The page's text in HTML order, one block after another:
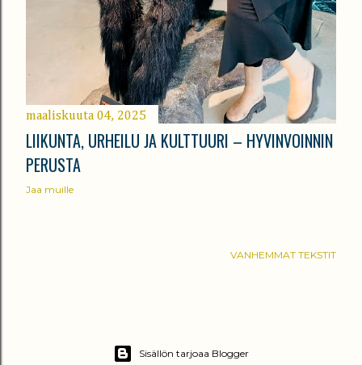
maaliskuuta 04, 2025
LIIKUNTA, URHEILU JA KULTTUURI – HYVINVOINNIN
PERUSTA
Jaa muille
VANHEMMAT TEKSTIT
Sisällön tarjoaa Blogger